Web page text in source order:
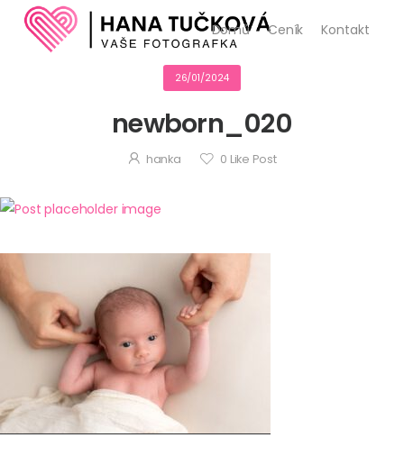
Domů Ceník Kontakt
26/01/2024
newborn_020
hanka 0 Like Post